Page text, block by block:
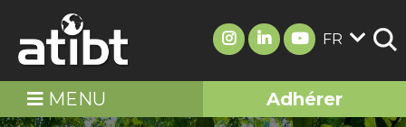
FR
MENU Adhérer